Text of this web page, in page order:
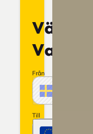
Växla
Valuta
Från
Till